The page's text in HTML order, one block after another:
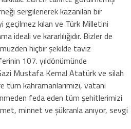
sergilenerek kazanılan bir
geçilmez kılan ve Türk Milletini
ideali ve kararlılığıdır. Bizler de
hiçbir şekilde taviz
107. yıldönümünde
Mustafa Kemal Atatürk ve silah
kahramanlarımızı, vatanı
feda eden tüm şehitlerimizi
minnet ve şükranla anıyor, sevgi